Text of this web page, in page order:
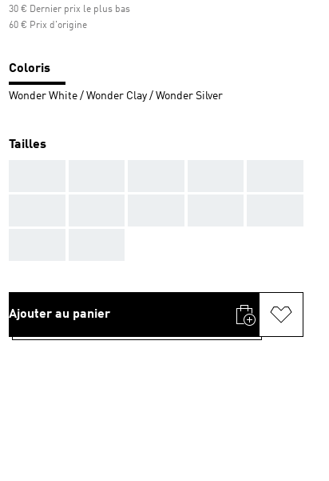
30 € Dernier prix le plus bas
60 € Prix d'origine
Coloris
Wonder White / Wonder Clay / Wonder Silver
Tailles
Ajouter au panier